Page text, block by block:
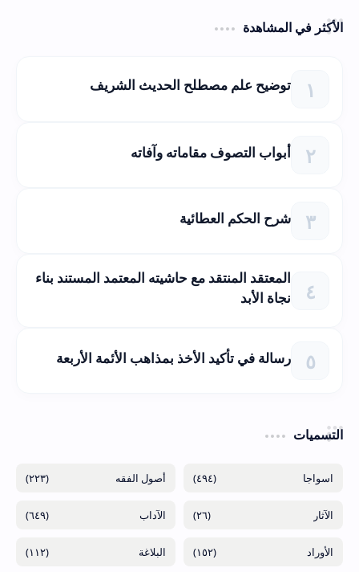
الأكثر في المشاهدة
توضيح علم مصطلح الحديث الشريف
أبواب التصوف مقاماته وآفاته
شرح الحكم العطائية
المعتقد المنتقد مع حاشيته المعتمد المستند بناء
نجاة الأبد
رسالة في تأكيد الأخذ بمذاهب الأئمة الأربعة
التسميات
(٤٩٤) (٢٢٣)
(٢٦) (٦٤٩)
(١٥٢) (١١٢)